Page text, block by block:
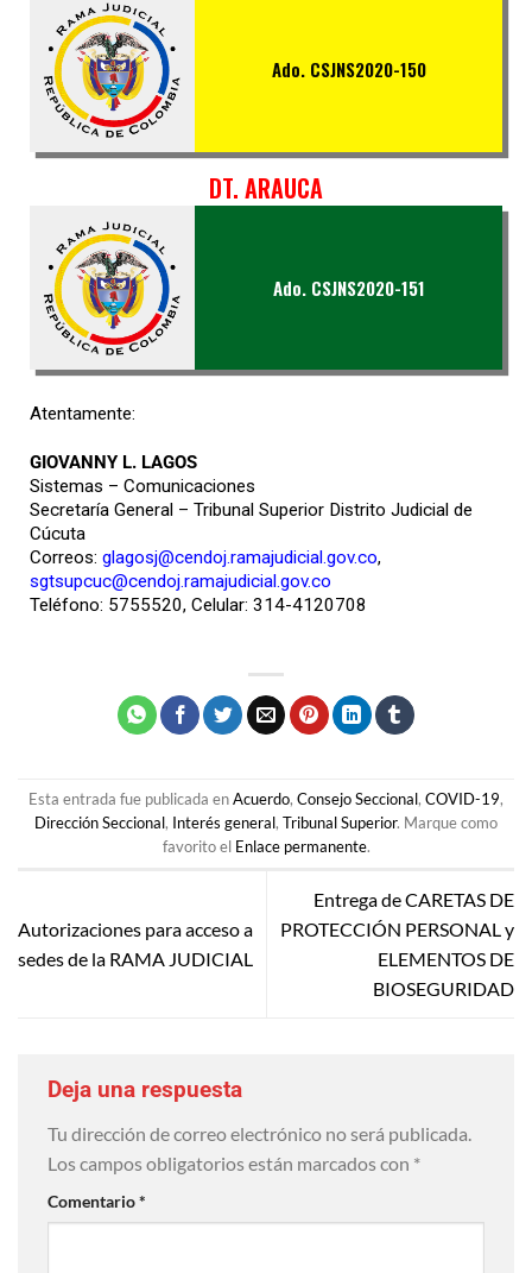
Ado. CSJNS2020-150
DT. ARAUCA
Ado. CSJNS2020-151
Atentamente:
GIOVANNY L. LAGOS
Sistemas – Comunicaciones
Secretaría General – Tribunal Superior Distrito Judicial de
Cúcuta
Correos: glagosj@cendoj.ramajudicial.gov.co,
sgtsupcuc@cendoj.ramajudicial.gov.co
Teléfono: 5755520, Celular: 314-4120708
Esta entrada fue publicada enAcuerdo, Consejo Seccional, COVID-19,
Dirección Seccional, Interés general, Tribunal Superior. Marque como
favorito el Enlace permanente.
Autorizaciones para acceso a
sedes de la RAMA JUDICIAL
Entrega de CARETAS DE
PROTECCIÓN PERSONAL y
ELEMENTOS DE
BIOSEGURIDAD
Deja una respuesta
Tu dirección de correo electrónico no será publicada.
Los campos obligatorios están marcados con *
Comentario*